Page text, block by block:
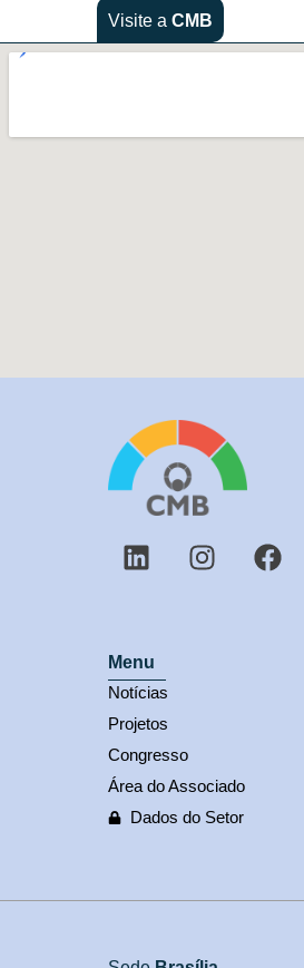
Visite a CMB
Menu
Notícias
Projetos
Congresso
Área do Associado
Dados do Setor